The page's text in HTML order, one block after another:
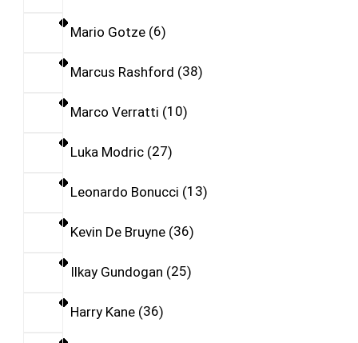
Mario Gotze 6
Marcus Rashford 38
Marco Verratti 10
Luka Modric 27
Leonardo Bonucci 13
Kevin De Bruyne 36
Ilkay Gundogan 25
Harry Kane 36